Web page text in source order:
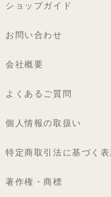
ショップガイド
お問い合わせ
会社概要
よくあるご質問
個人情報の取扱い
特定商取引法に基づく
著作権・商標